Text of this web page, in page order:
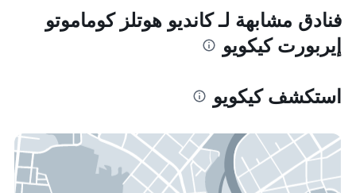
فنادق مشابهة لـ كانديو هوتلز كوماموتو
إيربورت كيكويو
استكشف كيكويو